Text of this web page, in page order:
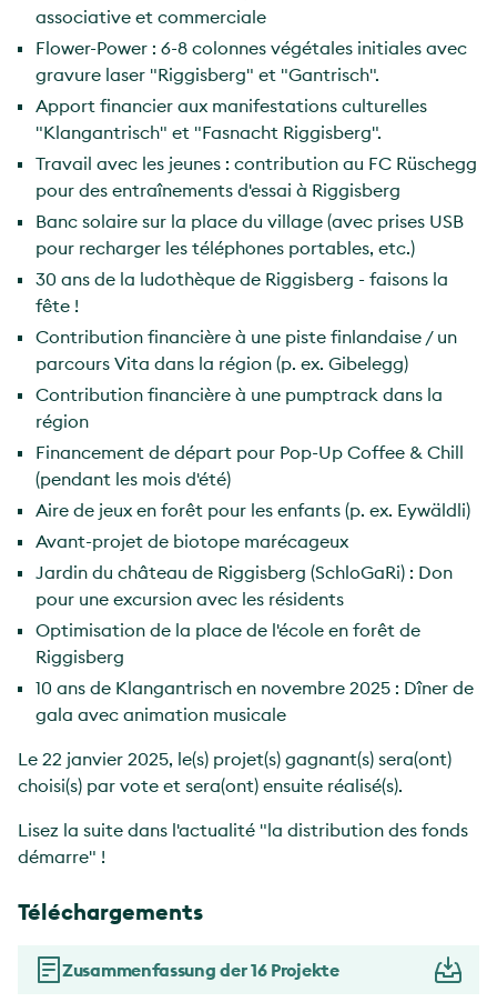
associative et commerciale
Flower-Power : 6-8 colonnes végétales initiales avec
gravure laser "Riggisberg" et "Gantrisch".
Apport financier aux manifestations culturelles
"Klangantrisch" et "Fasnacht Riggisberg".
Travail avec les jeunes : contribution au FC Rüschegg
pour des entraînements d'essai à Riggisberg
Banc solaire sur la place du village (avec prises USB
pour recharger les téléphones portables, etc.)
30 ans de la ludothèque de Riggisberg - faisons la
fête !
Contribution financière à une piste finlandaise / un
parcours Vita dans la région (p. ex. Gibelegg)
Contribution financière à une pumptrack dans la
région
Financement de départ pour Pop-Up Coffee & Chill
(pendant les mois d'été)
Aire de jeux en forêt pour les enfants (p. ex. Eywäldli)
Avant-projet de biotope marécageux
Jardin du château de Riggisberg (SchloGaRi) : Don
pour une excursion avec les résidents
Optimisation de la place de l'école en forêt de
Riggisberg
10 ans de Klangantrisch en novembre 2025 : Dîner de
gala avec animation musicale
Le 22 janvier 2025, le(s) projet(s) gagnant(s) sera(ont)
choisi(s) par vote et sera(ont) ensuite réalisé(s).
Lisez la suite dans l'actualité "la distribution des fonds
démarre" !
Téléchargements
Zusammenfassung der 16 Projekte